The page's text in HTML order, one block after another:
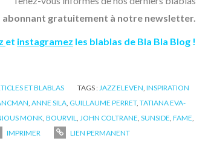
abonnant gratuitement à notre newsletter.
et instagramez les blablas de Bla Bla Blog !
ET BLABLAS TAGS :JAZZ ELEVEN, INSPIRATION
, ANNE SILA, GUILLAUME PERRET, TATIANA EVA-
MONK, BOURVIL, JOHN COLTRANE, SUNSIDE, FAME,
IMPRIMER LIEN PERMANENT